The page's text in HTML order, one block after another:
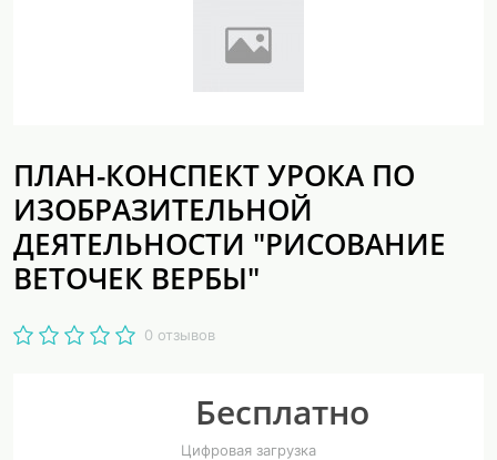
ПЛАН-КОНСПЕКТ УРОКА ПО
ИЗОБРАЗИТЕЛЬНОЙ
ДЕЯТЕЛЬНОСТИ "РИСОВАНИЕ
ВЕТОЧЕК ВЕРБЫ"
0 отзывов
Бесплатно
Цифровая загрузка